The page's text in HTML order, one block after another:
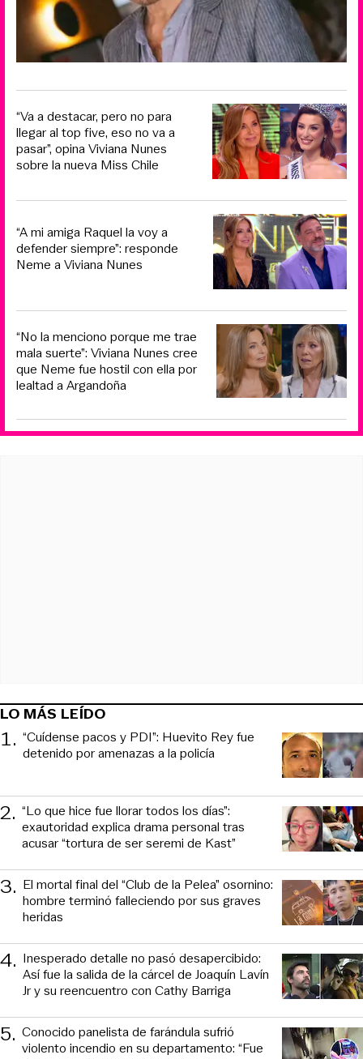
“Va a destacar, pero no para
llegar al top five, eso no va a
pasar”, opina Viviana Nunes
sobre la nueva Miss Chile
“A mi amiga Raquel la voy a
defender siempre”: responde
Neme a Viviana Nunes
“No la menciono porque me trae
mala suerte”: Viviana Nunes cree
que Neme fue hostil con ella por
lealtad a Argandoña
LO MÁS LEÍDO
1. “Cuídense pacos y PDI”: Huevito Rey fue
detenido por amenazas a la policía
2. “Lo que hice fue llorar todos los días”:
exautoridad explica drama personal tras
acusar “tortura de ser seremi de Kast”
3. El mortal final del “Club de la Pelea” osornino:
hombre terminó falleciendo por sus graves
heridas
4. Inesperado detalle no pasó desapercibido:
Así fue la salida de la cárcel de Joaquín Lavín
Jr y su reencuentro con Cathy Barriga
5. Conocido panelista de farándula sufrió
violento incendio en su departamento: “Fue